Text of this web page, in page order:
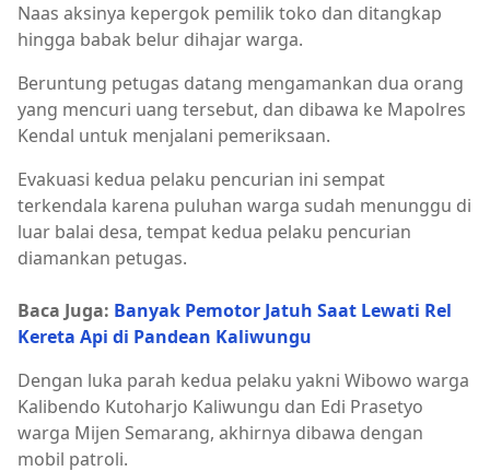
Naas aksinya kepergok pemilik toko dan ditangkap
hingga babak belur dihajar warga.
Beruntung petugas datang mengamankan dua orang
yang mencuri uang tersebut, dan dibawa ke Mapolres
Kendal untuk menjalani pemeriksaan.
Evakuasi kedua pelaku pencurian ini sempat
terkendala karena puluhan warga sudah menunggu di
luar balai desa, tempat kedua pelaku pencurian
diamankan petugas.
Baca Juga: Banyak Pemotor Jatuh Saat Lewati Rel
Kereta Api di Pandean Kaliwungu
Dengan luka parah kedua pelaku yakni Wibowo warga
Kalibendo Kutoharjo Kaliwungu dan Edi Prasetyo
warga Mijen Semarang, akhirnya dibawa dengan
mobil patroli.